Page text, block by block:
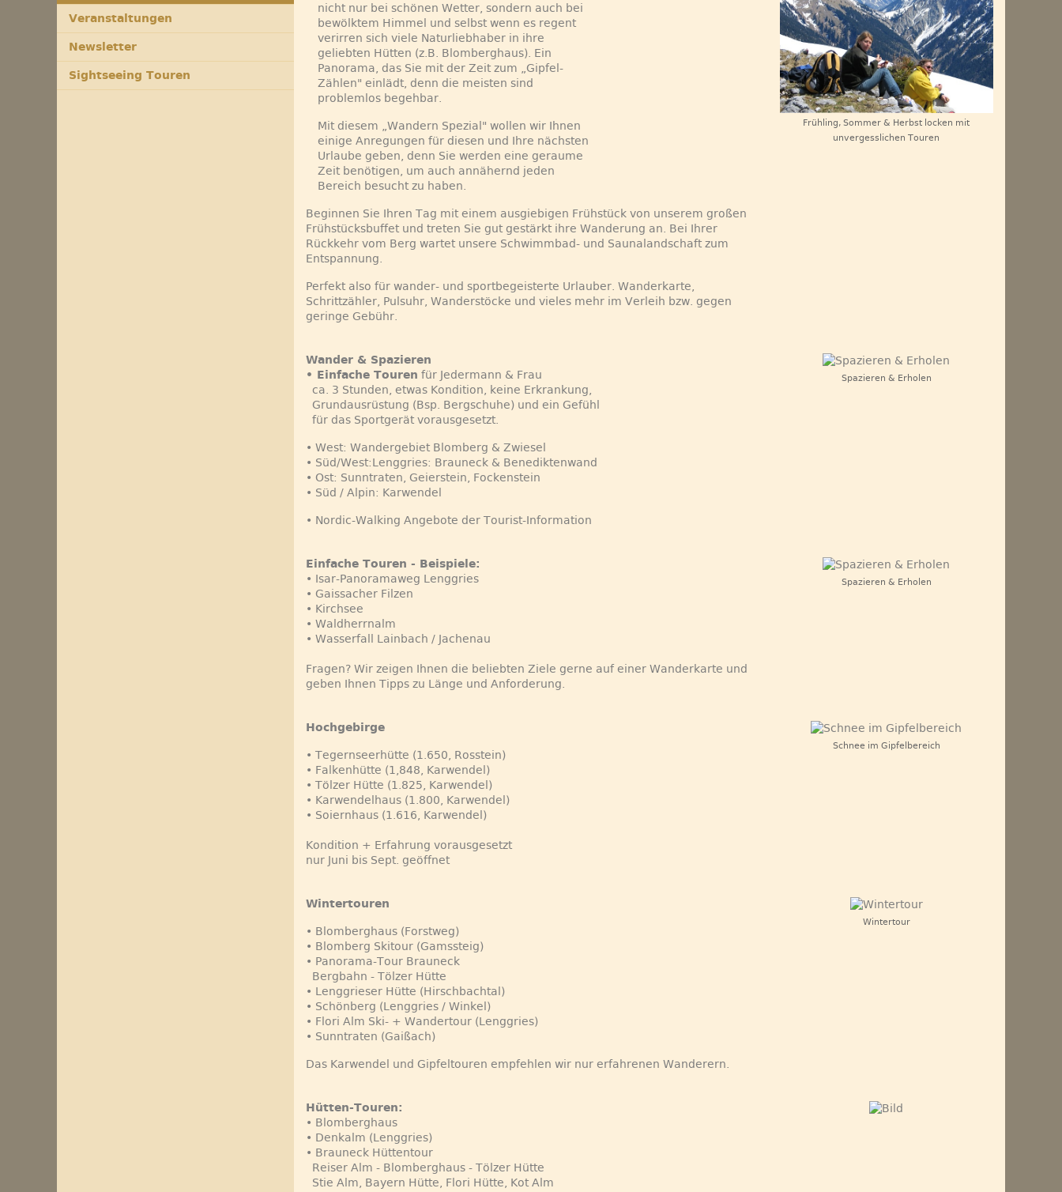
Veranstaltungen
Newsletter
Sightseeing Touren
nicht nur bei schönen Wetter, sondern auch bei
bewölktem Himmel und selbst wenn es regent
verirren sich viele Naturliebhaber in ihre
geliebten Hütten (z.B. Blomberghaus). Ein
Panorama, das Sie mit der Zeit zum „Gipfel-
Zählen" einlädt, denn die meisten sind
problemlos begehbar.
Mit diesem „Wandern Spezial" wollen wir Ihnen
einige Anregungen für diesen und Ihre nächsten
Urlaube geben, denn Sie werden eine geraume
Zeit benötigen, um auch annähernd jeden
Bereich besucht zu haben.
Beginnen Sie Ihren Tag mit einem ausgiebigen Frühstück von unserem großen
Frühstücksbuffet und treten Sie gut gestärkt ihre Wanderung an. Bei Ihrer
Rückkehr vom Berg wartet unsere Schwimmbad- und Saunalandschaft zum
Entspannung.
Perfekt also für wander- und sportbegeisterte Urlauber. Wanderkarte,
Schrittzähler, Pulsuhr, Wanderstöcke und vieles mehr im Verleih bzw. gegen
geringe Gebühr.
Frühling, Sommer & Herbst locken mit
unvergesslichen Touren
Wander & Spazieren
• Einfache Touren für Jedermann & Frau
ca. 3 Stunden, etwas Kondition, keine Erkrankung,
Grundausrüstung (Bsp. Bergschuhe) und ein Gefühl
für das Sportgerät vorausgesetzt.
• West: Wandergebiet Blomberg & Zwiesel
• Süd/West:Lenggries: Brauneck & Benediktenwand
• Ost: Sunntraten, Geierstein, Fockenstein
• Süd / Alpin: Karwendel
• Nordic-Walking Angebote der Tourist-Information
Spazieren & Erholen
Einfache Touren - Beispiele:
• Isar-Panoramaweg Lenggries
• Gaissacher Filzen
• Kirchsee
• Waldherrnalm
• Wasserfall Lainbach / Jachenau
Fragen? Wir zeigen Ihnen die beliebten Ziele gerne auf einer Wanderkarte und
geben Ihnen Tipps zu Länge und Anforderung.
Spazieren & Erholen
Hochgebirge
• Tegernseerhütte (1.650, Rosstein)
• Falkenhütte (1,848, Karwendel)
• Tölzer Hütte (1.825, Karwendel)
• Karwendelhaus (1.800, Karwendel)
• Soiernhaus (1.616, Karwendel)
Kondition + Erfahrung vorausgesetzt
nur Juni bis Sept. geöffnet
Schnee im Gipfelbereich
Wintertouren
• Blomberghaus (Forstweg)
• Blomberg Skitour (Gamssteig)
• Panorama-Tour Brauneck
Bergbahn - Tölzer Hütte
• Lenggrieser Hütte (Hirschbachtal)
• Schönberg (Lenggries / Winkel)
• Flori Alm Ski- + Wandertour (Lenggries)
• Sunntraten (Gaißach)
Das Karwendel und Gipfeltouren empfehlen wir nur erfahrenen Wanderern.
Wintertour
Hütten-Touren:
• Blomberghaus
• Denkalm (Lenggries)
• Brauneck Hüttentour
Reiser Alm - Blomberghaus - Tölzer Hütte
Stie Alm, Bayern Hütte, Flori Hütte, Kot Alm